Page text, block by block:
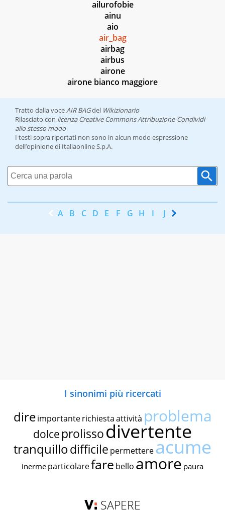
ailurofobie
ainu
aio
air_bag
airbag
airbus
airone
airone bianco maggiore
Tratto dalla voceAIR BAGdel Wikizionario
Rilasciato con licenza Creative Commons Attribuzione-Condividi
allo stesso modo
I testi sopra riportati non sono in alcun modo espressione
dell’opinione di Italiaonline S.p.A.
A B C D E F G H I J K
I sinonimi più ricercati
dire importante richiestaattività problema
dolce prolissodivertente
tranquillodifficile permettereacume
inerme particolarefare bello amore paura
SAPERE